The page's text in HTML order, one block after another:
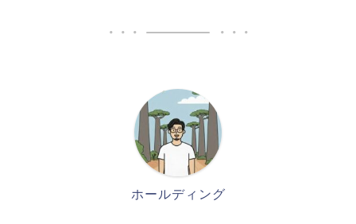
ホールディング